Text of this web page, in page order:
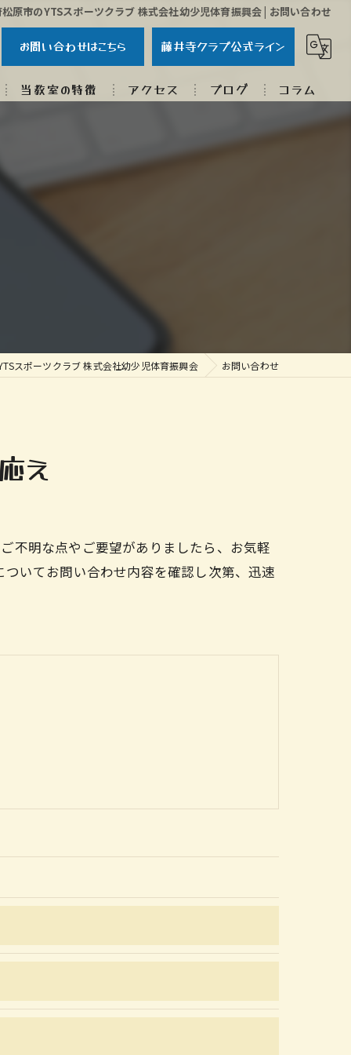
原市のYTSスポーツクラブ 株式会社幼少児体育振興会 | お問い合わせ
お問い合わせはこちら 藤井寺クラブ公式ライン
当教室の特徴
スポーツクラブ
アクセス ブログ コラム
スポーツクラブ 株式会社幼少児体育振興会 お問い合わせ
え
不明な点やご要望がありましたら、お気軽
いてお問い合わせ内容を確認し次第、迅速